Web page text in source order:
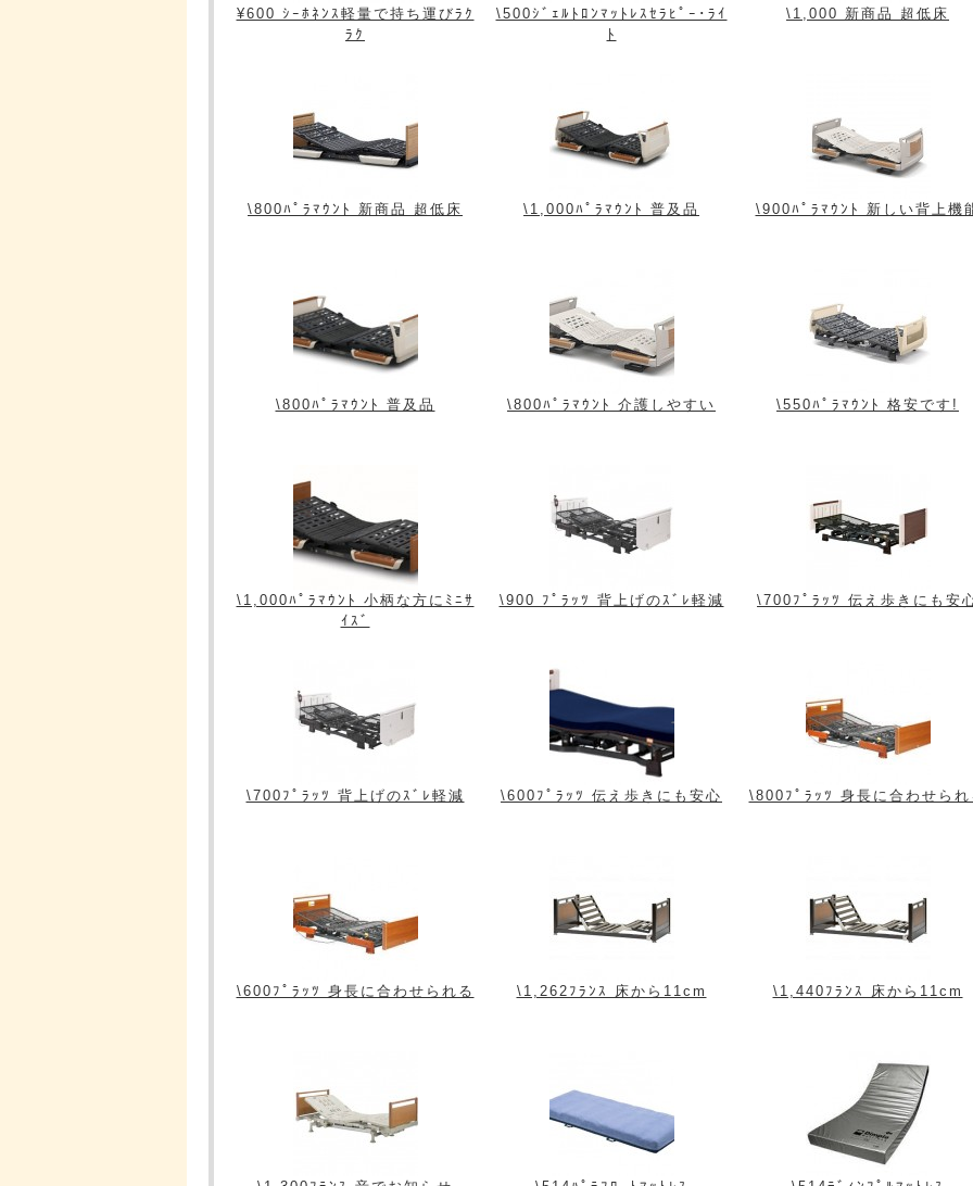
¥600 ｼｰﾎﾈﾝｽ軽量で持ち運びﾗｸ
ﾗｸ
\500ｼﾞｪﾙﾄﾛﾝﾏｯﾄﾚｽｾﾗﾋﾟｰ･ﾗｲ
ﾄ
\1,000 新商品 超低床
\800ﾊﾟﾗﾏｳﾝﾄ 新商品 超低床 \1,000ﾊﾟﾗﾏｳﾝﾄ 普及品 \900ﾊﾟﾗﾏｳﾝﾄ 新しい背上機
\800ﾊﾟﾗﾏｳﾝﾄ 普及品 \800ﾊﾟﾗﾏｳﾝﾄ 介護しやすい \550ﾊﾟﾗﾏｳﾝﾄ 格安です!
\1,000ﾊﾟﾗﾏｳﾝﾄ 小柄な方にﾐﾆｻ
ｲｽﾞ
\900 ﾌﾟﾗｯﾂ 背上げのｽﾞﾚ軽減 \700ﾌﾟﾗｯﾂ 伝え歩きにも安
\700ﾌﾟﾗｯﾂ 背上げのｽﾞﾚ軽減 \600ﾌﾟﾗｯﾂ 伝え歩きにも安心 \800ﾌﾟﾗｯﾂ 身長に合わせられ
\600ﾌﾟﾗｯﾂ 身長に合わせられる \1,262ﾌﾗﾝｽ 床から11cm \1,440ﾌﾗﾝｽ 床から11cm